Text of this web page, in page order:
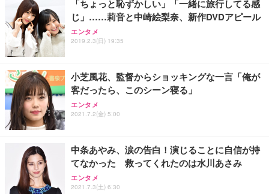
Sezlife オフィスチェア デスクチェア 疲れない テレ
ワーク チェア 強化バックレスト 30度ロッキング機
能 人間工学 椅子 腰サポート 90度跳ね上げ式アーム
務用 おしゃれ パソコンチェア (ブラック)
Sezlife オフィスチェア デスクチェア 疲れない テレ
ワーク チェア 強化バックレスト 30度ロッキング機
能 人間工学 椅子 腰サポート 90度跳ね上げ式アーム
務用 おしゃれ パソコンチェア (ホワイト)
ANDWINT オフィスチェア デスクチェア 肘なし メ
ッシュ 通気性 ランバーサポート付き 腰サポート ガ
ス圧無段階昇降 360度回転 キャスター付き コンパク
【純正品】27"ゲーミングモニター DualSense 充電
フック付き（CFI-ZDM1J）
【整備済み品】Dell E2724HS 27インチ 液晶モニタ
ー フルHD（1920×1080）VA 非光沢 HDMI/DisplayP
ort/VGA スピーカー内蔵 高さ調整 スイベル VESA対
【MiniLED/24.5inch/280Hz/FHD】GRAPHT THE S
HOOTER Gaming Monitor 24” Essential ゲーミン
グモニター QD 24.5インチ 1ms FHD 量子ドット 残
ネオ・ルーライフ ネオ・オムツ L 中型犬用 26枚入
り 単品
Smart Basic(スマートベーシック) 【Amazon.co.jp
限定】 Smart Basic アイリスオーヤマ ペットシーツ
超厚型 お徳用 ワイド 100枚入 (x 1) (ケース販売)
アイリスオーヤマ ペットシーツ 超厚型 お徳用 レギ
ュラー 200枚入【Amazon.co.jp限定】
「ちょっと恥ずかしい」「一緒に旅行してる感
じ」……莉音と中崎絵梨奈、新作DVDアピール
エンタメ
2019.2.3(日) 19:35
小芝風花、監督からショッキングな一言「俺が
客だったら、このシーン寝る」
エンタメ
2021.7.2(金) 5:00
中条あやみ、涙の告白！演じることに自信が持
てなかった 救ってくれたのは水川あさみ
エンタメ
2021.7.3(土) 6:30